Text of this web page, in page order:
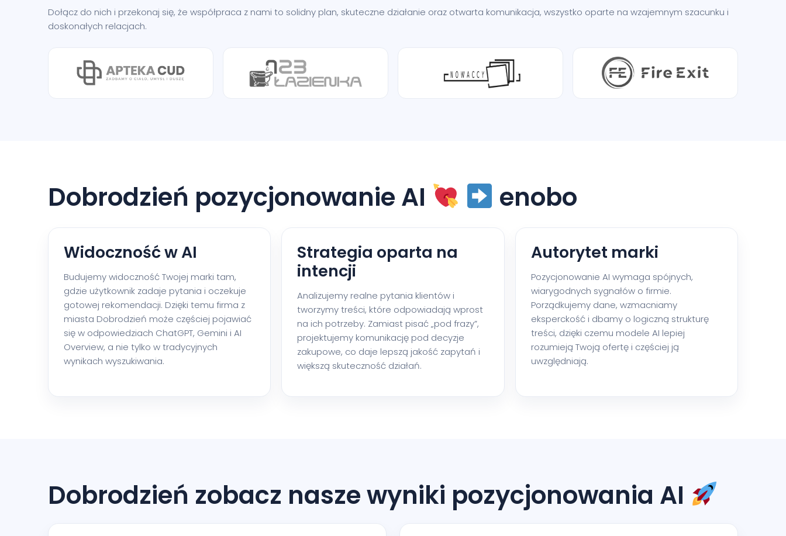
Dołącz do nich i przekonaj się, że współpraca z nami to solidny plan, skuteczne działanie oraz otwarta komunikacja, wszystko oparte na wzajemnym szacunku i
doskonałych relacjach.
Dobrodzień pozycjonowanie AI enobo
Widoczność w AI
Budujemy widoczność Twojej marki tam,
gdzie użytkownik zadaje pytania i oczekuje
gotowej rekomendacji. Dzięki temu firma z
miasta Dobrodzień może częściej pojawiać
się w odpowiedziach ChatGPT, Gemini i AI
Overview, a nie tylko w tradycyjnych
wynikach wyszukiwania.
Strategia oparta na
intencji
Analizujemy realne pytania klientów i
tworzymy treści, które odpowiadają wprost
na ich potrzeby. Zamiast pisać „pod frazy”,
projektujemy komunikację pod decyzje
zakupowe, co daje lepszą jakość zapytań i
większą skuteczność działań.
Autorytet marki
Pozycjonowanie AI wymaga spójnych,
wiarygodnych sygnałów o firmie.
Porządkujemy dane, wzmacniamy
eksperckość i dbamy o logiczną strukturę
treści, dzięki czemu modele AI lepiej
rozumieją Twoją ofertę i częściej ją
uwzględniają.
Dobrodzień zobacz nasze wyniki pozycjonowania AI